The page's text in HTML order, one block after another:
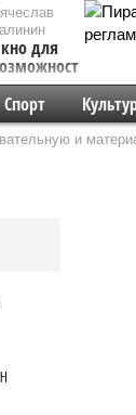
для
Спорт
и